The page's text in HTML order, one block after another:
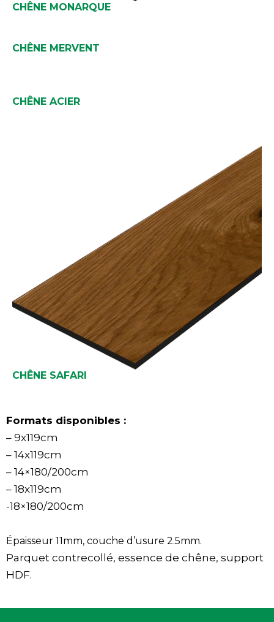
CHÊNE MONARQUE
CHÊNE MERVENT
CHÊNE ACIER
CHÊNE SAFARI
Formats disponibles :
– 9x119cm
– 14x119cm
– 14×180/200cm
– 18x119cm
-18×180/200cm
Épaisseur 11mm, couche d’usure 2.5mm.
Parquet contrecollé, essence de chêne, support
HDF.